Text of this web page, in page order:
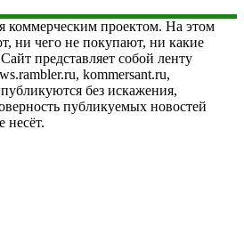
коммерческим проектом. На этом
ни чего не покупают, ни какие
представляет собой ленту
kommersant.ru,
без искажения,
публикуемых новостей
несёт.